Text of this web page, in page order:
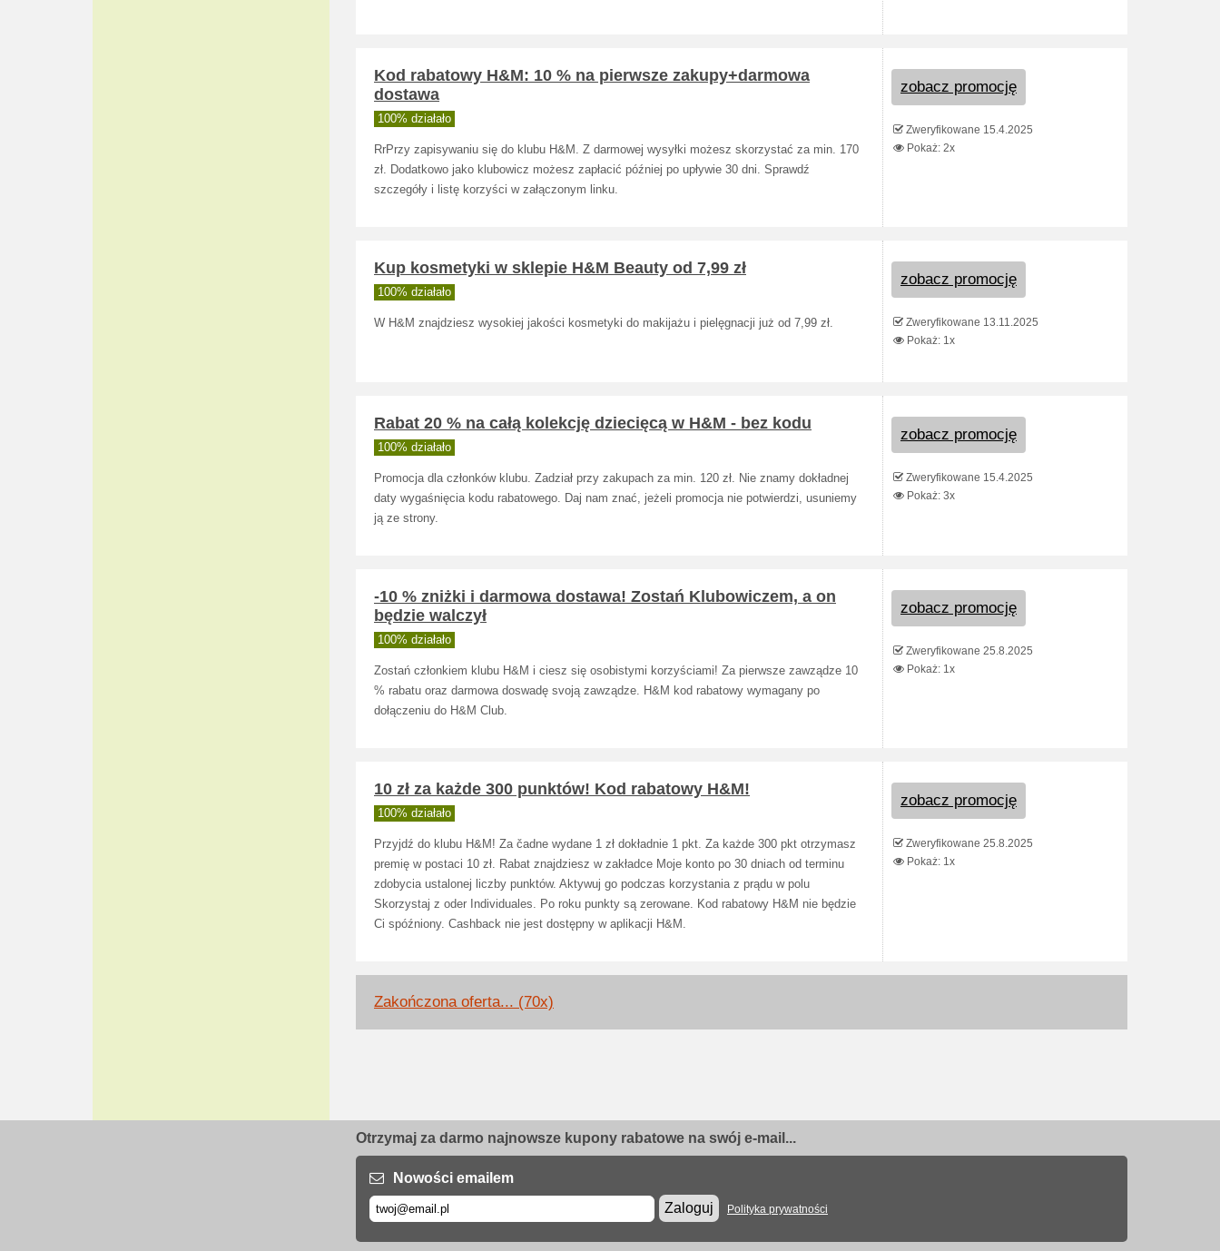
Kod rabatowy H&M: 10 % na pierwsze zakupy+darmowa
dostawa
100% działało
RrPrzy zapisywaniu się do klubu H&M. Z darmowej wysyłki możesz skorzystać za min. 170
zł. Dodatkowo jako klubowicz możesz zapłacić później po upływie 30 dni. Sprawdź
szczegóły i listę korzyści w załączonym linku.
zobacz promocję
Zweryfikowane 15.4.2025
Pokaż: 2x
Kup kosmetyki w sklepie H&M Beauty od 7,99 zł
100% działało
W H&M znajdziesz wysokiej jakości kosmetyki do makijażu i pielęgnacji już od 7,99 zł.
zobacz promocję
Zweryfikowane 13.11.2025
Pokaż: 1x
Rabat 20 % na całą kolekcję dziecięcą w H&M - bez kodu
100% działało
Promocja dla członków klubu. Zadział przy zakupach za min. 120 zł. Nie znamy dokładnej
daty wygaśnięcia kodu rabatowego. Daj nam znać, jeżeli promocja nie potwierdzi, usuniemy
ją ze strony.
zobacz promocję
Zweryfikowane 15.4.2025
Pokaż: 3x
-10 % zniżki i darmowa dostawa! Zostań Klubowiczem, a on
będzie walczył
100% działało
Zostań członkiem klubu H&M i ciesz się osobistymi korzyściami! Za pierwsze zawządze 10
% rabatu oraz darmowa doswadę svoją zawządze. H&M kod rabatowy wymagany po
dołączeniu do H&M Club.
zobacz promocję
Zweryfikowane 25.8.2025
Pokaż: 1x
10 zł za każde 300 punktów! Kod rabatowy H&M!
100% działało
Przyjdź do klubu H&M! Za čadne wydane 1 zł dokładnie 1 pkt. Za każde 300 pkt otrzymasz
premię w postaci 10 zł. Rabat znajdziesz w zakładce Moje konto po 30 dniach od terminu
zdobycia ustalonej liczby punktów. Aktywuj go podczas korzystania z prądu w polu
Skorzystaj z oder Individuales. Po roku punkty są zerowane. Kod rabatowy H&M nie będzie
Ci spóźniony. Cashback nie jest dostępny w aplikacji H&M.
zobacz promocję
Zweryfikowane 25.8.2025
Pokaż: 1x
Zakończona oferta... (70x)
Otrzymaj za darmo najnowsze kupony rabatowe na swój e-mail...
Nowości emailem
Zaloguj
Polityka prywatności